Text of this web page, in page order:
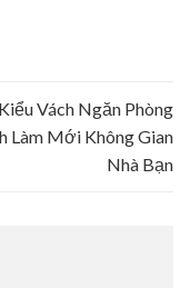
Vách Ngăn Phòng
Làm Mới Không Gian
Nhà Bạn